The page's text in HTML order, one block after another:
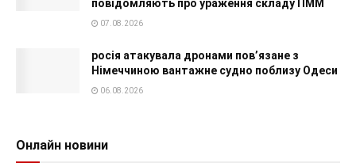
повідомляють про ураження складу ПММ
07.08.2026
росія атакувала дронами пов’язане з
Німеччиною вантажне судно поблизу Одеси
06.08.2026
Онлайн новини